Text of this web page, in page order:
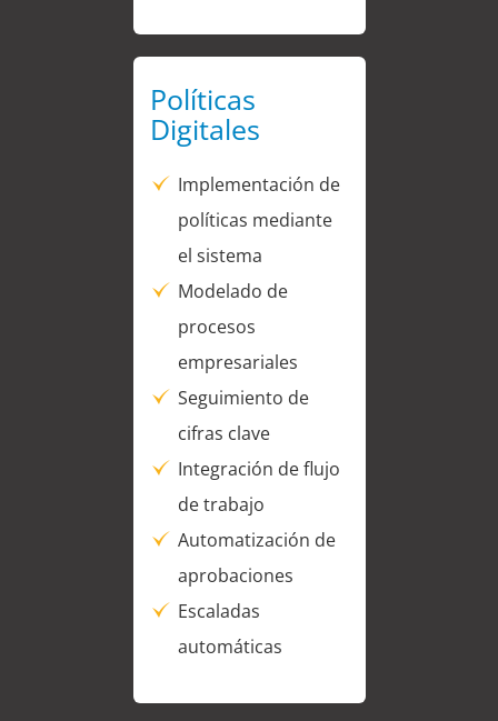
Políticas
Digitales
Implementación de
políticas mediante
el sistema
Modelado de
procesos
empresariales
Seguimiento de
cifras clave
Integración de flujo
de trabajo
Automatización de
aprobaciones
Escaladas
automáticas